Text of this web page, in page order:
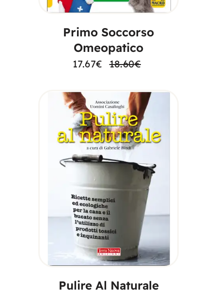
Primo Soccorso
Omeopatico
18.60€
17.67€
AGGIUNGI AL
CARRELLO
Pulire Al Naturale